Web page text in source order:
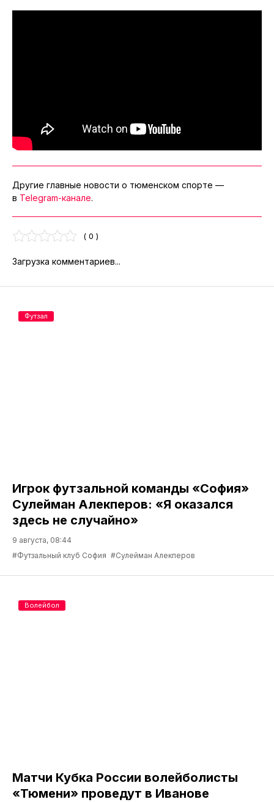
Другие главные новости о тюменском спорте —
в Telegram-канале.
( 0 )
Загрузка комментариев...
Игрок футзальной команды «София»
Сулейман Алекперов: «Я оказался
здесь не случайно»
9 августа, 08:44
#Футзальный клуб София #Сулейман Алекперов
Футзал
Матчи Кубка России волейболисты
«Тюмени» проведут в Иванове
Волейбол